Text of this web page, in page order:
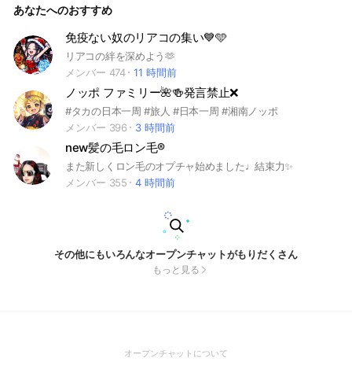
あなたへのおすすめ
免疫ない奴のリアコの集い💙🩵
リアコの絆を深めよう🫶
メンバー 474
11 時間前
ノッポ ファミリー🌺🍻発言禁止❌
#タカの日本一周 #旅人 #日本一周 #湘南ノッポ
メンバー 396
3 時間前
new髪の毛ロン毛®️
また新しくロン毛のオプチャ始めました♩結束力✨
メンバー 355
4 時間前
その他にもいろんなオープンチャットがもりだくさん
もっと見る
オープンチャットについて